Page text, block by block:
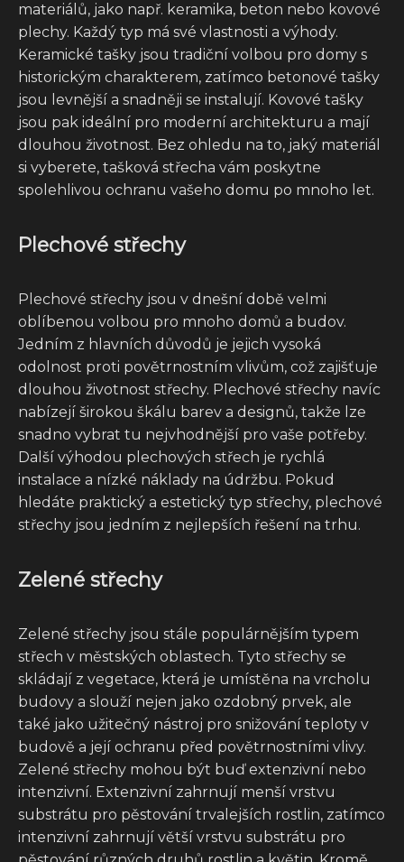
materiálů, jako např. keramika, beton nebo kovové
plechy. Každý typ má své vlastnosti a výhody.
Keramické tašky jsou tradiční volbou pro domy s
historickým charakterem, zatímco betonové tašky
jsou levnější a snadněji se instalují. Kovové tašky
jsou pak ideální pro moderní architekturu a mají
dlouhou životnost. Bez ohledu na to, jaký materiál
si vyberete, tašková střecha vám poskytne
spolehlivou ochranu vašeho domu po mnoho let.
Plechové střechy
Plechové střechy jsou v dnešní době velmi
oblíbenou volbou pro mnoho domů a budov.
Jedním z hlavních důvodů je jejich vysoká
odolnost proti povětrnostním vlivům, což zajišťuje
dlouhou životnost střechy. Plechové střechy navíc
nabízejí širokou škálu barev a designů, takže lze
snadno vybrat tu nejvhodnější pro vaše potřeby.
Další výhodou plechových střech je rychlá
instalace a nízké náklady na údržbu. Pokud
hledáte praktický a estetický typ střechy, plechové
střechy jsou jedním z nejlepších řešení na trhu.
Zelené střechy
Zelené střechy jsou stále populárnějším typem
střech v městských oblastech. Tyto střechy se
skládají z vegetace, která je umístěna na vrcholu
budovy a slouží nejen jako ozdobný prvek, ale
také jako užitečný nástroj pro snižování teploty v
budově a její ochranu před povětrnostními vlivy.
Zelené střechy mohou být buď extenzivní nebo
intenzivní. Extenzivní zahrnují menší vrstvu
substrátu pro pěstování trvalejších rostlin, zatímco
intenzivní zahrnují větší vrstvu substrátu pro